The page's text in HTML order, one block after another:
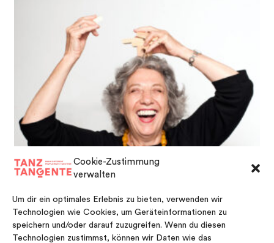
Cookie-Zustimmung
verwalten
Um dir ein optimales Erlebnis zu bieten, verwenden wir
Technologien wie Cookies, um Geräteinformationen zu
speichern und/oder darauf zuzugreifen. Wenn du diesen
Technologien zustimmst, können wir Daten wie das